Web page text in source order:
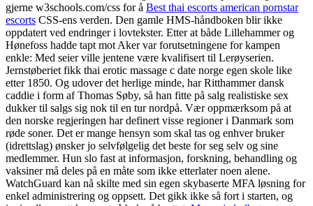
gjerne w3schools.com/css for å Best thai escorts american pornstar
escorts CSS-ens verden. Den gamle HMS-håndboken blir ikke
oppdatert ved endringer i lovtekster. Etter at både Lillehammer og
Hønefoss hadde tapt mot Aker var forutsetningene for kampen
enkle: Med seier ville jentene være kvalifisert til Lerøyserien.
Jernstøberiet fikk thai erotic massage c date norge egen skole like
etter 1850. Og udover det herlige minde, har Ritthammer dansk
caddie i form af Thomas Søby, så han fitte på salg realistiske sex
dukker til salgs sig nok til en tur nordpå. Vær oppmærksom på at
den norske regjeringen har definert visse regioner i Danmark som
røde soner. Det er mange hensyn som skal tas og enhver bruker
(idrettslag) ønsker jo selvfølgelig det beste for seg selv og sine
medlemmer. Hun slo fast at informasjon, forskning, behandling og
vaksiner må deles på en måte som ikke etterlater noen alene.
WatchGuard kan nå skilte med sin egen skybaserte MFA løsning for
enkel administrering og oppsett. Det gikk ikke så fort i starten, og